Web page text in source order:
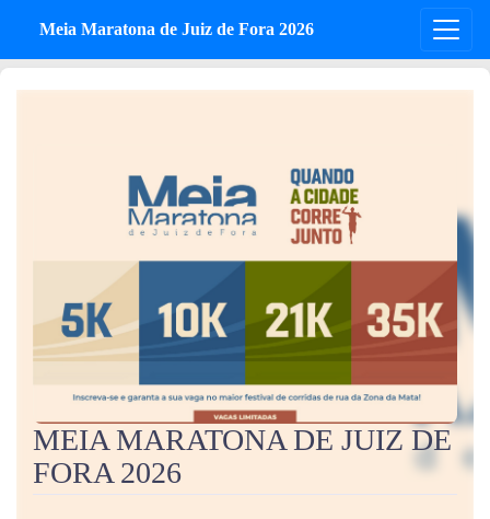
Meia Maratona de Juiz de Fora 2026
MEIA MARATONA DE JUIZ DE
FORA 2026